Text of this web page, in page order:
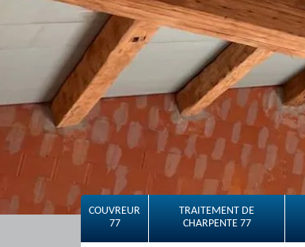
COUVREUR
77
TRAITEMENT DE
CHARPENTE 77